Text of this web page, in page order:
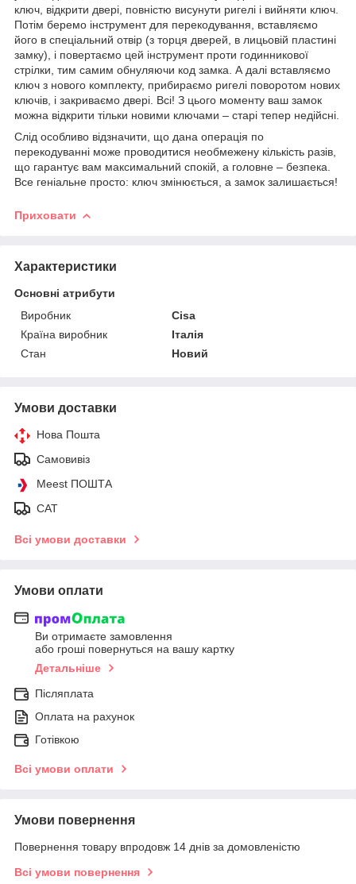
ключ, відкрити двері, повністю висунути ригелі і вийняти ключ.
Потім беремо інструмент для перекодування, вставляємо
його в спеціальний отвір (з торця дверей, в лицьовій пластині
замку), і повертаємо цей інструмент проти годинникової
стрілки, тим самим обнуляючи код замка. А далі вставляємо
ключ з нового комплекту, прибираємо ригелі поворотом нових
ключів, і закриваємо двері. Всі! З цього моменту ваш замок
можна відкрити тільки новими ключами – старі тепер недійсні.
Слід особливо відзначити, що дана операція по
перекодуванні може проводитися необмежену кількість разів,
що гарантує вам максимальний спокій, а головне – безпека.
Все геніальне просто: ключ змінюється, а замок залишається!
Приховати
Характеристики
Основні атрибути
Виробник
Cisa
Країна виробник
Італія
Стан
Новий
Умови доставки
Нова Пошта
Самовивіз
Meest ПОШТА
САТ
Всі умови доставки
Умови оплати
Ви отримаєте замовлення
або гроші повернуться на вашу картку
Детальніше
Післяплата
Оплата на рахунок
Готівкою
Всі умови оплати
Умови повернення
Повернення товару впродовж 14 днів за домовленістю
Всі умови повернення